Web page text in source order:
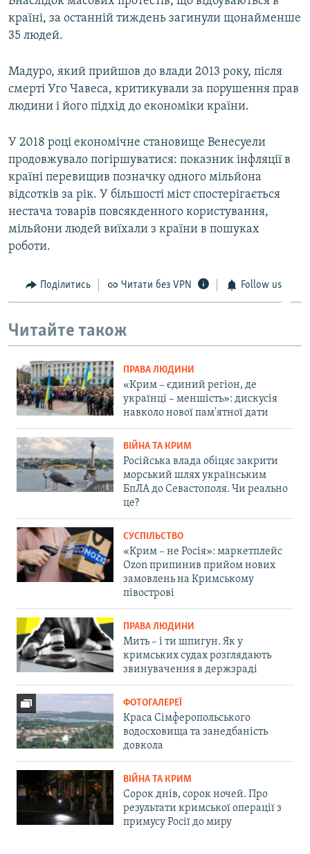
країні, за останній тиждень загинули щонайменше
35 людей.
Мадуро, який прийшов до влади 2013 року, після
смерті Уго Чавеса, критикували за порушення прав
людини і його підхід до економіки країни.
У 2018 році економічне становище Венесуели
продовжувало погіршуватися: показник інфляції в
країні перевищив позначку одного мільйона
відсотків за рік. У більшості міст спостерігається
нестача товарів повсякденного користування,
мільйони людей виїхали з країни в пошуках
роботи.
Поділитись Читати без VPN Follow us
Читайте також
ПРАВА ЛЮДИНИ
«Крим – єдиний регіон, де
українці – меншість»: дискусія
навколо нової пам'ятної дати
ВІЙНА ТА КРИМ
Російська влада обіцяє закрити
морський шлях українським
БпЛА до Севастополя. Чи реально
це?
СУСПІЛЬСТВО
«Крим – не Росія»: маркетплейс
Ozon припинив прийом нових
замовлень на Кримському
півострові
ПРАВА ЛЮДИНИ
Мить – і ти шпигун. Як у
кримських судах розглядають
звинувачення в держзраді
ФОТОГАЛЕРЕЇ
Краса Сімферопольського
водосховища та занедбаність
довкола
ВІЙНА ТА КРИМ
Сорок днів, сорок ночей. Про
результати кримської операції з
примусу Росії до миру